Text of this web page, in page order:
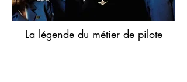
La légende du métier de pilote